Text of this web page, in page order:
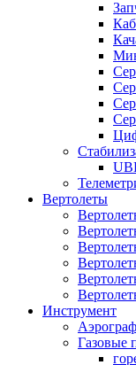
Вертолеты
Инструмент
Газовые